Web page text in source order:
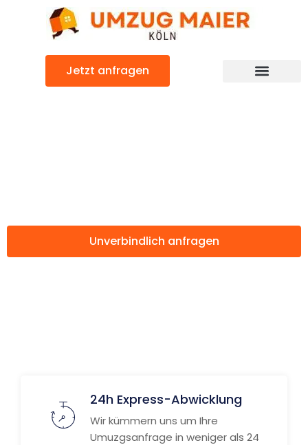
Jetzt anfragen
Unverbindlich anfragen
24h Express-Abwicklung
Wir kümmern uns um Ihre
Umuzgsanfrage in weniger als 24